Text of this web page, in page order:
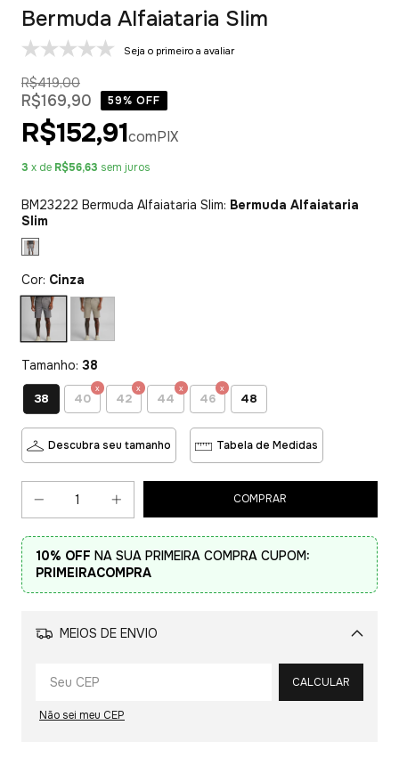
Bermuda Alfaiataria Slim
Seja o primeiro a avaliar
R$419,00
R$169,90 59% OFF
R$152,91comPIX
3 x de R$56,63 sem juros
BM23222 Bermuda Alfaiataria Slim: Bermuda Alfaiataria
Slim
Cor: Cinza
Tamanho: 38
38 40 42 44 46 48
Descubra seu tamanho Tabela de Medidas
10% OFF NA SUA PRIMEIRA COMPRA CUPOM:
PRIMEIRACOMPRA
MEIOS DE ENVIO
Alterar CEP
CALCULAR
Não sei meu CEP